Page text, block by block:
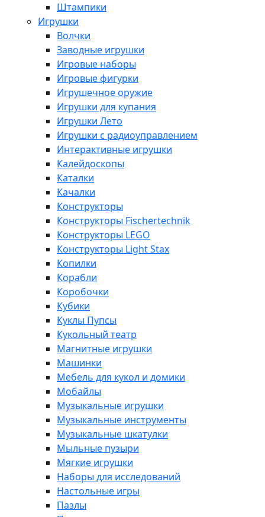
Штампики
Игрушки
Волчки
Заводные игрушки
Игровые наборы
Игровые фигурки
Игрушечное оружие
Игрушки для купания
Игрушки Лето
Игрушки с радиоуправлением
Интерактивные игрушки
Калейдоскопы
Каталки
Качалки
Конструкторы
Конструкторы Fisсhertechnik
Конструкторы LEGO
Конструкторы Light Stax
Копилки
Корабли
Коробочки
Кубики
Куклы Пупсы
Кукольный театр
Магнитные игрушки
Машинки
Мебель для кукол и домики
Мобайлы
Музыкальные игрушки
Музыкальные инструменты
Музыкальные шкатулки
Мыльные пузыри
Мягкие игрушки
Наборы для исследований
Настольные игры
Пазлы